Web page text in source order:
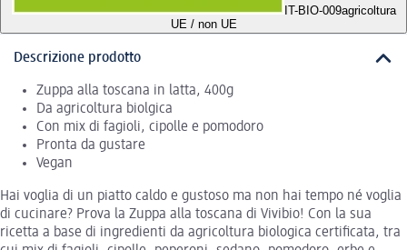
IT-BIO-009agricoltura
UE / non UE
Descrizione prodotto
Zuppa alla toscana in latta, 400g
Da agricoltura biolgica
Con mix di fagioli, cipolle e pomodoro
Pronta da gustare
Vegan
Hai voglia di un piatto caldo e gustoso ma non hai tempo né voglia
di cucinare? Prova la Zuppa alla toscana di Vivibio! Con la sua
ricetta a base di ingredienti da agricoltura biologica certificata, tra